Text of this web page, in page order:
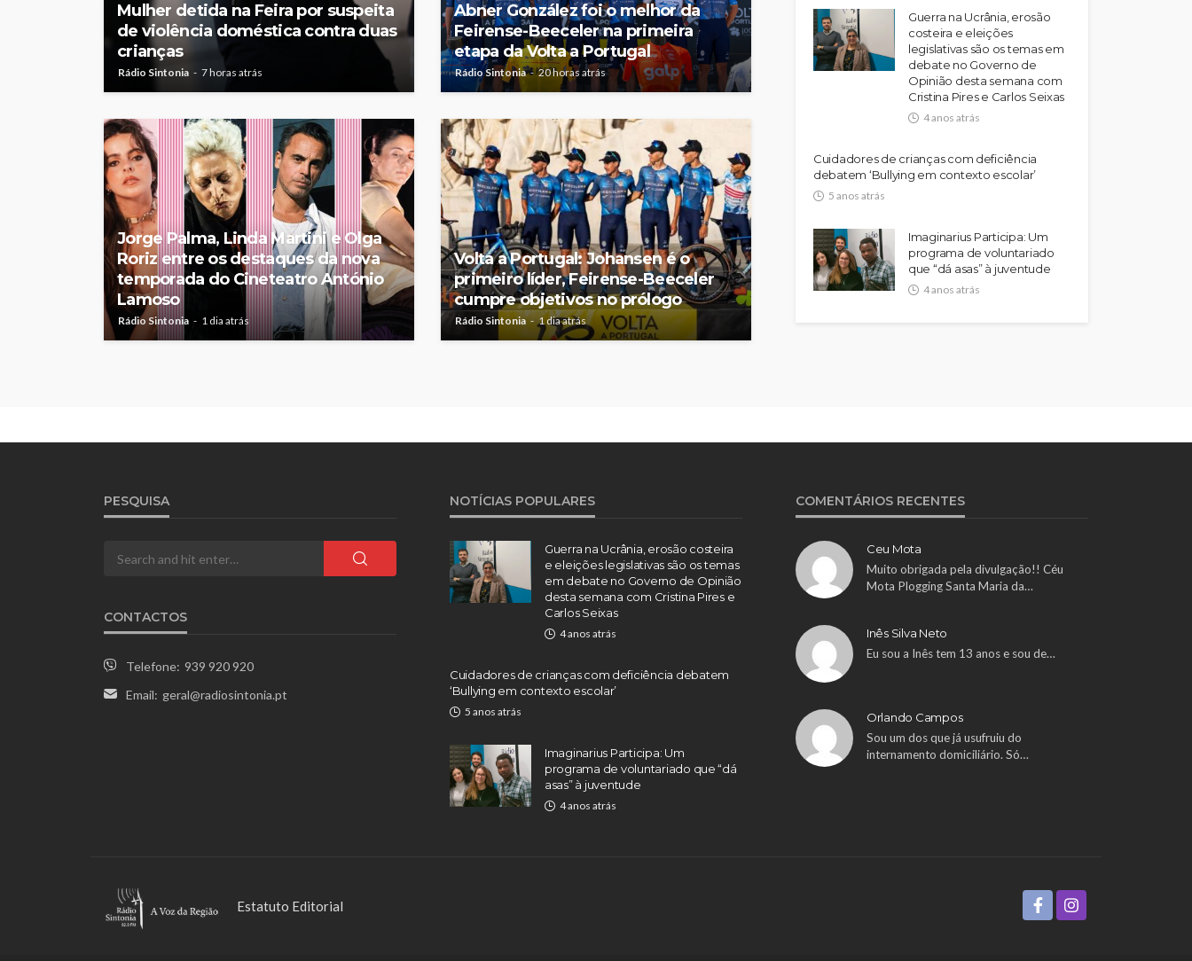
Mulher detida na Feira por suspeita
de violência doméstica contra duas
crianças
Rádio Sintonia 7 horas atrás
Abner González foi o melhor da
Feirense-Beeceler na primeira
etapa da Volta a Portugal
Rádio Sintonia 20 horas atrás
Jorge Palma, Linda Martini e Olga
Roriz entre os destaques da nova
temporada do Cineteatro António
Lamoso
Rádio Sintonia 1 dia atrás
Volta a Portugal: Johansen é o
primeiro líder, Feirense-Beeceler
cumpre objetivos no prólogo
Rádio Sintonia 1 dia atrás
Guerra na Ucrânia, erosão
costeira e eleições
legislativas são os temas em
debate no Governo de
Opinião desta semana com
Cristina Pires e Carlos Seixas
4 anos atrás
Cuidadores de crianças com deficiência
debatem ‘Bullying em contexto escolar’
5 anos atrás
Imaginarius Participa: Um
programa de voluntariado
que “dá asas” à juventude
4 anos atrás
PESQUISA
CONTACTOS
Telefone: 939 920 920
Email: geral@radiosintonia.pt
NOTÍCIAS POPULARES
Guerra na Ucrânia, erosão costeira
e eleições legislativas são os temas
em debate no Governo de Opinião
desta semana com Cristina Pires e
Carlos Seixas
4 anos atrás
Cuidadores de crianças com deficiência debatem
‘Bullying em contexto escolar’
5 anos atrás
Imaginarius Participa: Um
programa de voluntariado que “dá
asas” à juventude
4 anos atrás
COMENTÁRIOS RECENTES
Ceu Mota
Muito obrigada pela divulgação!! Céu
Mota Plogging Santa Maria da…
Inês Silva Neto
Eu sou a Inês tem 13 anos e sou de…
Orlando Campos
Sou um dos que já usufruiu do
internamento domiciliário. Só…
Estatuto Editorial